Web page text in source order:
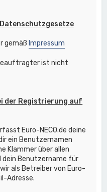
gemäß Impressum
ist nicht
der Registrierung auf
Euro-NECO.de deine
ein Benutzernamen
Klammer über allen
dein Benutzername für
als Betreiber von Euro-
Adresse.